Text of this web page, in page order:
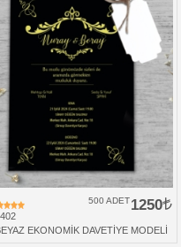
1250
500 ADET
EKONOMİK DAVETİYE MODELİ